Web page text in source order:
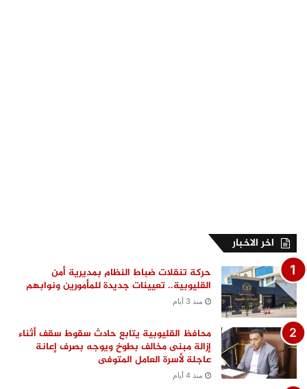
اخر الاخبار
حركة تنقلات ضباط النظام بمديرية أمن
القليوبية.. تعيينات جديدة للمأمورين ونوابهم
منذ 3 أيام
محافظ القليوبية يتابع حادث سقوط سقف أثناء
إزالة مبنى مخالف بطوخ ويوجه بصرف إعانة
عاجلة لأسرة العامل المتوفى
منذ 4 أيام